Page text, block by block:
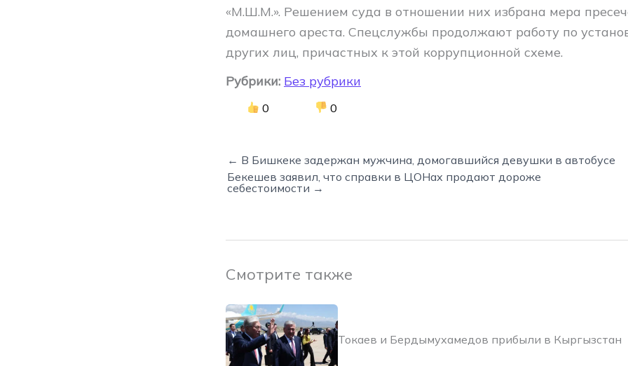
«М.Ш.М.». Решением суда в отношении них избрана мера
домашнего ареста. Спецслужбы продолжают работу по
других лиц, причастных к этой коррупционной схеме.
Рубрики: Без рубрики
0 0
← В Бишкеке задержан мужчина, домогавшийся девушки в автобусе
Бекешев заявил, что справки в ЦОНах продают дороже
себестоимости →
Смотрите также
Токаев и Бердымухамедов прибыли в Кыргызстан